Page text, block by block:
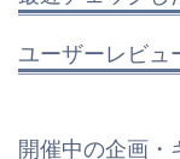
ユーザーレビュ
開催中の企画・